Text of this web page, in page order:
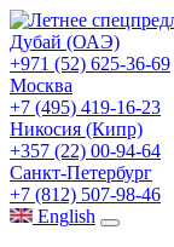
Дубай (ОАЭ)
+971 (52) 625-36-69
Москва
+7 (495) 419-16-23
Никосия (Кипр)
+357 (22) 00-94-64
Санкт-Петербург
+7 (812) 507-98-46
English